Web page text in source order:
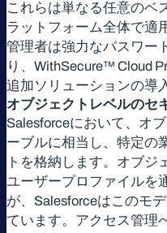
これらは単なる任意のベ
ラットフォーム全体で適
管理者は強力なパスワー
り、WithSecure™ Cloud
追加ソリューションの導
オブジェクトレベルのセ
Salesforceにおいて、オ
ーブルに相当し、特定の
トを格納します。オブジ
ユーザープロファイルを
が、Salesforceはこのモ
ています。アクセス管理